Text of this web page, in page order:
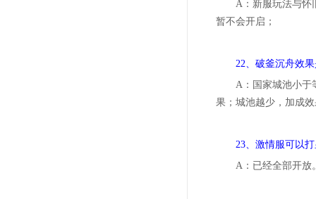
A：新服玩法与怀
暂不会开启；
22、破釜沉舟效
A：国家城池小于
果；城池越少，加成
23、激情服可以
A：已经全部开放